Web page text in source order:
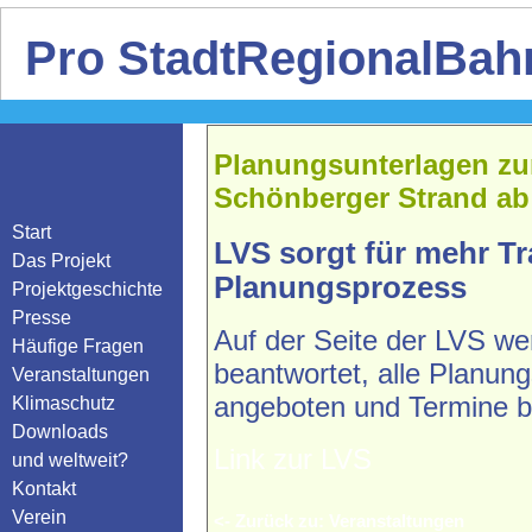
Pro
Start
Das Projekt
Projektgeschichte
Presse
Häufige Fragen
Veranstaltungen
Klimaschutz
Downloads
und weltweit?
Kontakt
Verein
Planungsunterlagen
Schönberger Strand
LVS sorgt für mehr
Planungsprozess
Auf der Seite der LVS
beantwortet, alle
angeboten und Termine
Link zur LVS
<- Zurück zu: Veranstaltungen